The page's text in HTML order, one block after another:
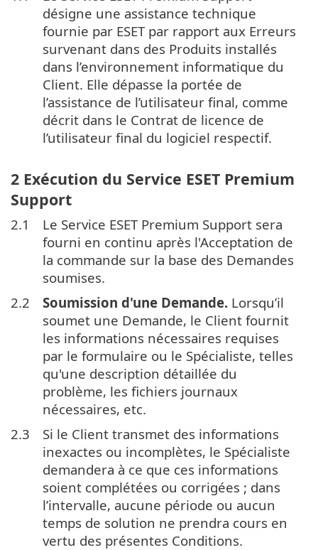
désigne une assistance technique
fournie par ESET par rapport aux Erreurs
survenant dans des Produits installés
dans l’environnement informatique du
Client. Elle dépasse la portée de
l’assistance de l’utilisateur final, comme
décrit dans le Contrat de licence de
l’utilisateur final du logiciel respectif.
2 Exécution du Service ESET Premium
Support
2.1
Le Service ESET Premium Support sera
fourni en continu après l'Acceptation de
la commande sur la base des Demandes
soumises.
2.2
Soumission d'une Demande. Lorsqu’il
soumet une Demande, le Client fournit
les informations nécessaires requises
par le formulaire ou le Spécialiste, telles
qu'une description détaillée du
problème, les fichiers journaux
nécessaires, etc.
2.3
Si le Client transmet des informations
inexactes ou incomplètes, le Spécialiste
demandera à ce que ces informations
soient complétées ou corrigées ; dans
l’intervalle, aucune période ou aucun
temps de solution ne prendra cours en
vertu des présentes Conditions.